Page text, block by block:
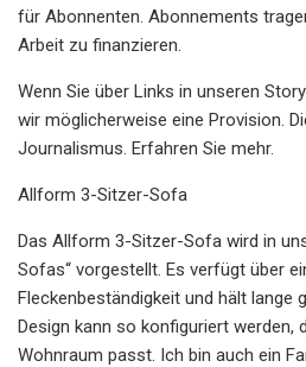
für Abonnenten. Abonnements
Arbeit zu finanzieren.
Wenn Sie über Links in unseren
wir möglicherweise eine Provision.
Journalismus. Erfahren Sie mehr.
Allform 3-Sitzer-Sofa
Das Allform 3-Sitzer-Sofa wird in
Sofas“ vorgestellt. Es verfügt über
Fleckenbeständigkeit und hält lange
Design kann so konfiguriert werden,
Wohnraum passt. Ich bin auch ein